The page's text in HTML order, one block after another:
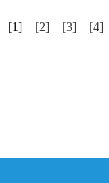
[1] [2] [3] [4]